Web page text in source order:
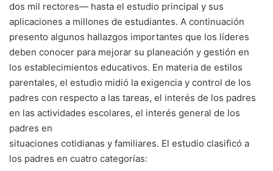
dos mil rectores— hasta el estudio principal y sus
aplicaciones a millones de estudiantes. A continuación
presento algunos hallazgos importantes que los líderes
deben conocer para mejorar su planeación y gestión en
los establecimientos educativos. En materia de estilos
parentales, el estudio midió la exigencia y control de los
padres con respecto a las tareas, el interés de los padres
en las actividades escolares, el interés general de los
padres en
situaciones cotidianas y familiares. El estudio clasificó a
los padres en cuatro categorías: